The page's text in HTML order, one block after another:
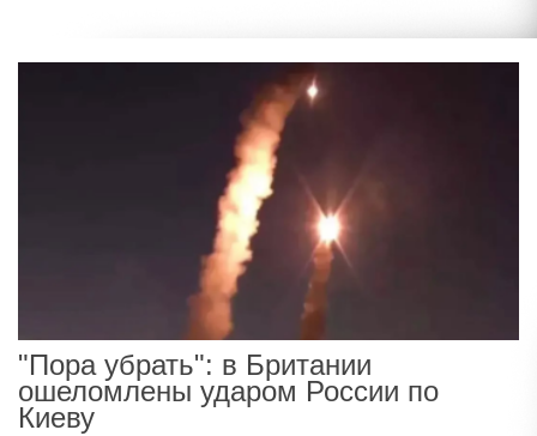
"Пора убрать": в Британии
ошеломлены ударом России по
Киеву